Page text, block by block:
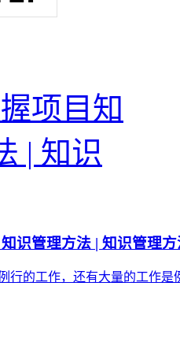
识管理方法 | 知识管理方
行的工作，还有大量的工作